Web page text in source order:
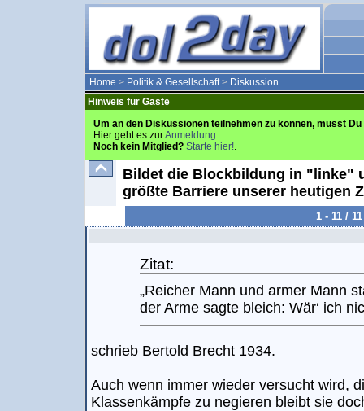
Home > Politik & Gesellschaft> Diskussion
Hinweis für Gäste
Um an den Diskussionen teilnehmen zu können, musst
Hier geht es zurAnmeldung.
Noch kein Mitglied? Starte hier!.
Bildet die Blockbildung in "linke"
größte Barriere unserer heutigen
1 - 11 /
Zitat:
„Reicher Mann und armer Mann
der Arme sagte bleich: Wär‘ ich
schrieb Bertold Brecht 1934.
Auch wenn immer wieder versucht wird,
Klassenkämpfe zu negieren bleibt sie